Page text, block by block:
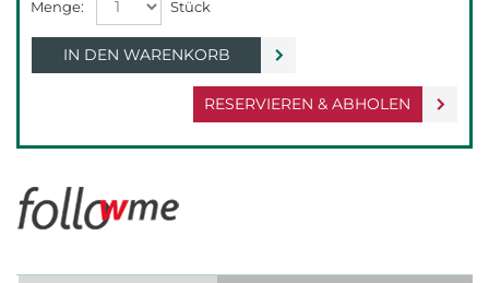
RESERVIEREN & ABHOLEN
IN DEN WARENKORB